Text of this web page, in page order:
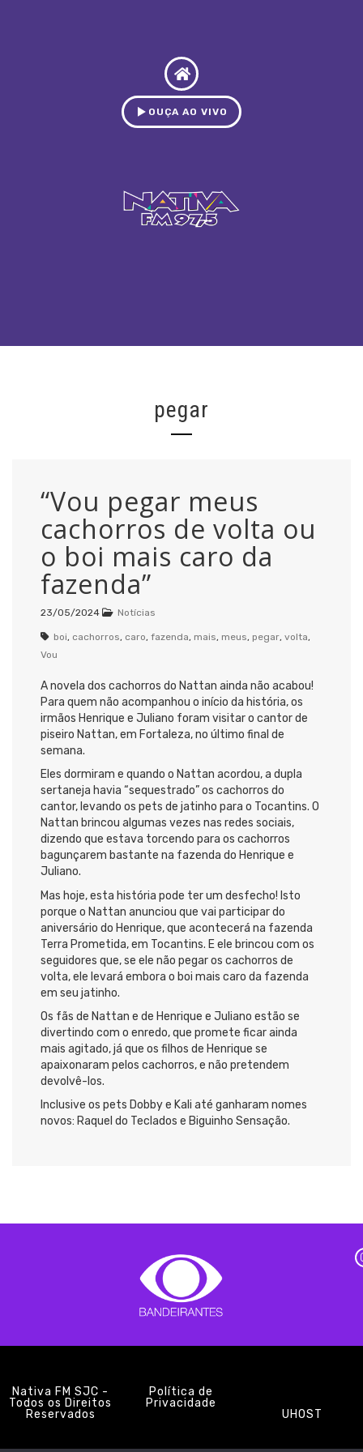
OUÇA AO VIVO
pegar
“Vou pegar meus
cachorros de volta ou
o boi mais caro da
fazenda”
23/05/2024 Notícias
boi, cachorros, caro, fazenda, mais, meus, pegar, volta,
Vou
A novela dos cachorros do Nattan ainda não acabou!
Para quem não acompanhou o início da história, os
irmãos Henrique e Juliano foram visitar o cantor de
piseiro Nattan, em Fortaleza, no último final de
semana.
Eles dormiram e quando o Nattan acordou, a dupla
sertaneja havia “sequestrado” os cachorros do
cantor, levando os pets de jatinho para o Tocantins. O
Nattan brincou algumas vezes nas redes sociais,
dizendo que estava torcendo para os cachorros
bagunçarem bastante na fazenda do Henrique e
Juliano.
Mas hoje, esta história pode ter um desfecho! Isto
porque o Nattan anunciou que vai participar do
aniversário do Henrique, que acontecerá na fazenda
Terra Prometida, em Tocantins. E ele brincou com os
seguidores que, se ele não pegar os cachorros de
volta, ele levará embora o boi mais caro da fazenda
em seu jatinho.
Os fãs de Nattan e de Henrique e Juliano estão se
divertindo com o enredo, que promete ficar ainda
mais agitado, já que os filhos de Henrique se
apaixonaram pelos cachorros, e não pretendem
devolvê-los.
Inclusive os pets Dobby e Kali até ganharam nomes
novos: Raquel do Teclados e Biguinho Sensação.
Nativa FM SJC -
Todos os Direitos
Reservados
Política de
Privacidade
UHOST